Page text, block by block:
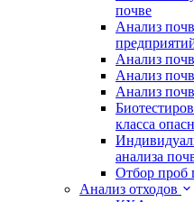
почве
Анализ
Анализ
Анализ
Анализ
класса
анализа
Отбор проб
Анализ отходов